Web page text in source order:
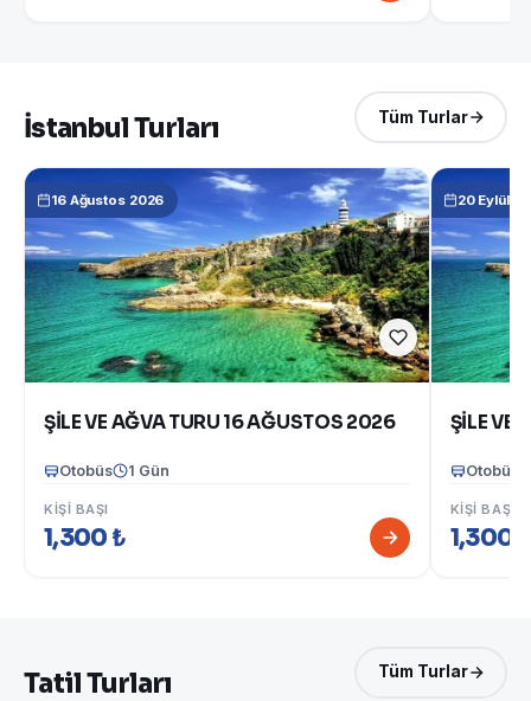
İstanbul Turları Tüm Turlar
16 Ağustos 2026
ŞİLE VE AĞVA TURU 16 AĞUSTOS 2026
Otobüs 1 Gün
KIŞI BAŞI
1,300 ₺
20 Eylül
Otobüs
KIŞI BAŞI
1,300 ₺
Tatil Turları Tüm Turlar